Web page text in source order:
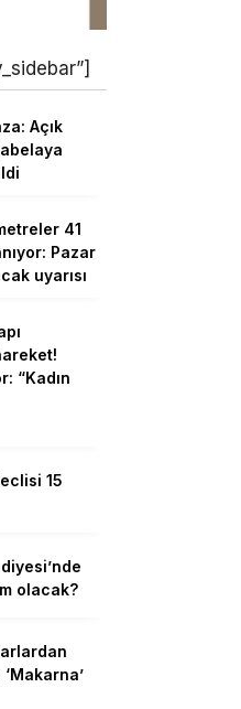
Açık
41
Pazar
uyarısı
“Kadın
15
olacak?